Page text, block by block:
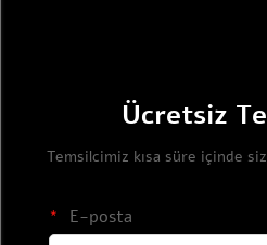
Ücretsiz
Temsilcimiz kısa süre içinde
E-posta